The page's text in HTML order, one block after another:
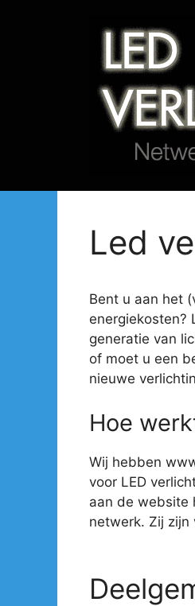
Led
Bent u aan het
energiekosten?
generatie van
of moet u een
nieuwe
Hoe
Wij hebben
voor LED
aan de website
netwerk. Zij